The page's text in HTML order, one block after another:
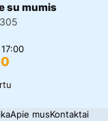
su mumis
Apie musKontaktai